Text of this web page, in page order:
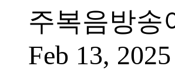
주복음방
Feb 13,